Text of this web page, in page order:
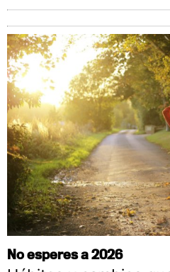
No esperes a 2026